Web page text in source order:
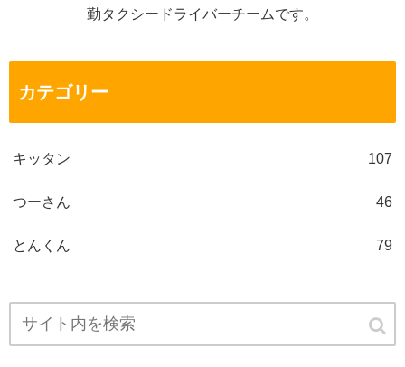
勤タクシードライバーチームです。
カテゴリー
キッタン 107
つーさん 46
とんくん 79